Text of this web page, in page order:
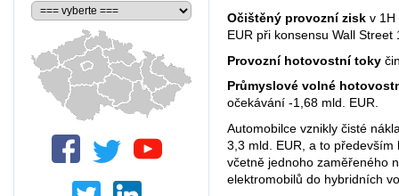
Očištěný provozní zisk v 1H
EUR při konsensu Wall Street
Provozní hotovostní toky
Průmyslové volné
očekávání -1,68 mld. EUR.
Automobilce vznikly čisté
3,3 mld. EUR, a to
včetně jednoho zaměřeného
elektromobilů do hybridních